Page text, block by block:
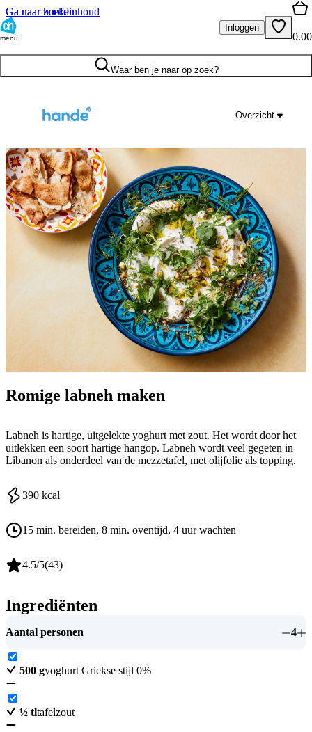
Ga naar hoofdinhoud
Ga naar zoeken
menu
Inloggen
0.00
Waar ben je naar op zoek?
Overzicht
Romige labneh maken
Labneh is hartige, uitgelekte yoghurt met zout. Het wordt door het
uitlekken een soort hartige hangop. Labneh wordt veel gegeten in
Libanon als onderdeel van de mezzetafel, met olijfolie als topping.
390 kcal
15 min. bereiden, 8 min. oventijd, 4 uur wachten
4.5/5(43)
Ingrediënten
Aantal personen 4
500 gyoghurt Griekse stijl 0%
½ tltafelzout